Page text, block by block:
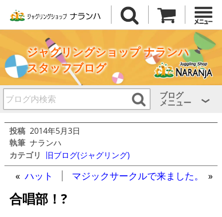
ジャグリングショップ ナランハ
スタッフブログ
ブログ
メニュー
投稿 2014年5月3日
執筆 ナランハ
カテゴリ 旧ブログ(ジャグリング)
« ハット マジックサークルで来ました。 »
合唱部！?